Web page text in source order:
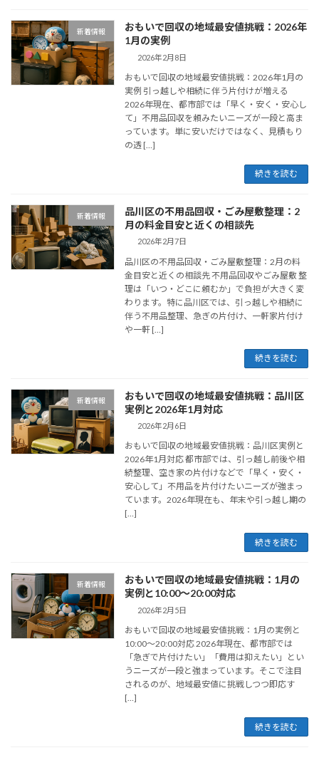
新着情報
おもいで回収の地域最安値挑戦：2026年
1月の実例
2026年2月8日
おもいで回収の地域最安値挑戦：2026年1月の
実例 引っ越しや相続に伴う片付けが増える
2026年現在、都市部では「早く・安く・安心し
て」不用品回収を頼みたいニーズが一段と高ま
っています。単に安いだけではなく、見積もり
の透 […]
続きを読む
新着情報
品川区の不用品回収・ごみ屋敷整理：2
月の料金目安と近くの相談先
2026年2月7日
品川区の不用品回収・ごみ屋敷整理：2月の料
金目安と近くの相談先 不用品回収やごみ屋敷 整
理は「いつ・どこに頼むか」で負担が大きく変
わります。特に品川区では、引っ越しや相続に
伴う不用品整理、急ぎの片付け、一軒家片付け
や一軒 […]
続きを読む
新着情報
おもいで回収の地域最安値挑戦：品川区
実例と2026年1月対応
2026年2月6日
おもいで回収の地域最安値挑戦：品川区実例と
2026年1月対応 都市部では、引っ越し前後や相
続整理、空き家の片付けなどで「早く・安く・
安心して」不用品を片付けたいニーズが強まっ
ています。2026年現在も、年末や引っ越し期の
[…]
続きを読む
新着情報
おもいで回収の地域最安値挑戦：1月の
実例と10:00〜20:00対応
2026年2月5日
おもいで回収の地域最安値挑戦：1月の実例と
10:00〜20:00対応 2026年現在、都市部では
「急ぎで片付けたい」「費用は抑えたい」とい
うニーズが一段と強まっています。そこで注目
されるのが、地域最安値に挑戦しつつ即応す
[…]
続きを読む